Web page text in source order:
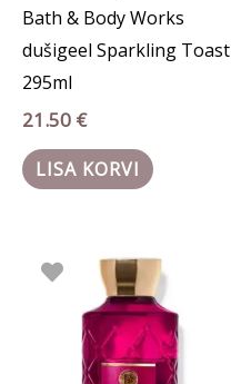
Bath & Body Works
dušigeel Sparkling Toast
295ml
21.50 €
LISA KORVI